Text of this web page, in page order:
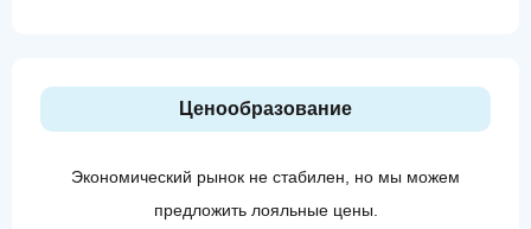
Ценообразование
Экономический рынок не стабилен, но мы можем
предложить лояльные цены.